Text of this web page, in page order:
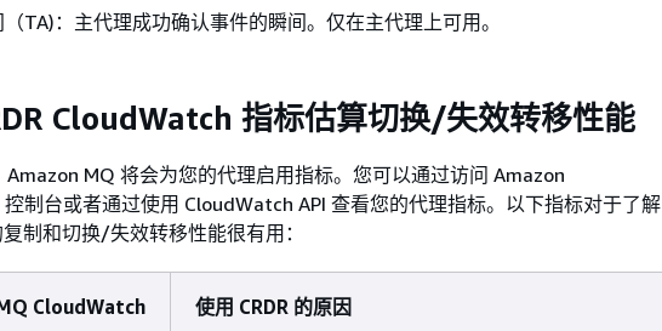
TA)：主代理成功确认事件的瞬间。仅在主代理上可用。
CloudWatch 指标估算切换/失效转移性能
Amazon MQ 将会为您的代理启用指标。您可以通过访问 Amazon
制台或者通过使用 CloudWatch API 查看您的代理指标。以下指标对于了解
复制和切换/失效转移性能很有用：
CloudWatch
使用 CRDR 的原因